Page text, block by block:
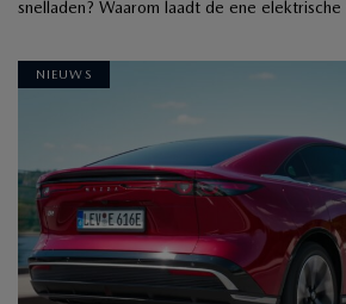
snelladen? Waarom laadt de ene
NIEUWS